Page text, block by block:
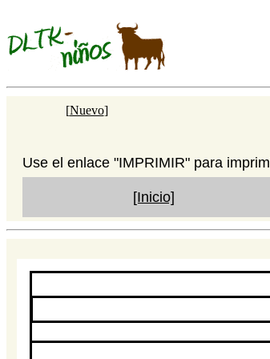
[Nuevo]
Use el enlace "IMPRIMIR" para
[Inicio]